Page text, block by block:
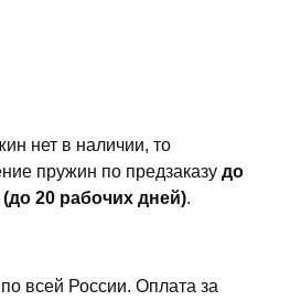
нет в наличии, то
пружин по предзаказудо
20 рабочих дней).
всей России. Оплата за